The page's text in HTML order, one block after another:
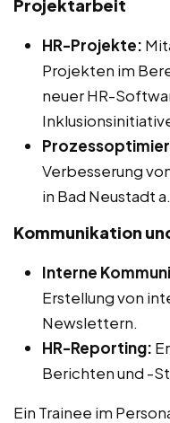
Projektarbeit
HR-Projekte:
Projekten im
neuer HR-
Verbesserung
in Bad Neustadt
Kommunikation
Interne
Erstellung von
Newslettern.
HR-Reporting:
Berichten und -
Ein Trainee im